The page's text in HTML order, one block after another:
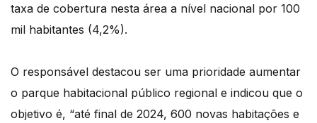
taxa de cobertura nesta área a nível nacional por 100
mil habitantes (4,2%).
O responsável destacou ser uma prioridade aumentar
o parque habitacional público regional e indicou que o
objetivo é, “até final de 2024, 600 novas habitações e